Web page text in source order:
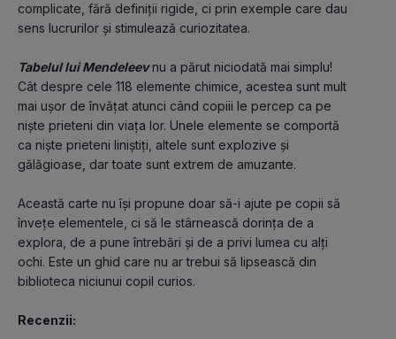
complicate, fără definiții rigide, ci prin exemple care dau
sens lucrurilor și stimulează curiozitatea.
Tabelul lui Mendeleev nu a părut niciodată mai simplu!
Cât despre cele 118 elemente chimice, acestea sunt mult
mai ușor de învățat atunci când copiii le percep ca pe
niște prieteni din viața lor. Unele elemente se comportă
ca niște prieteni liniștiți, altele sunt explozive și
gălăgioase, dar toate sunt extrem de amuzante.
Această carte nu își propune doar să-i ajute pe copii să
învețe elementele, ci să le stârnească dorința de a
explora, de a pune întrebări și de a privi lumea cu alți
ochi. Este un ghid care nu ar trebui să lipsească din
biblioteca niciunui copil curios.
Recenzii: